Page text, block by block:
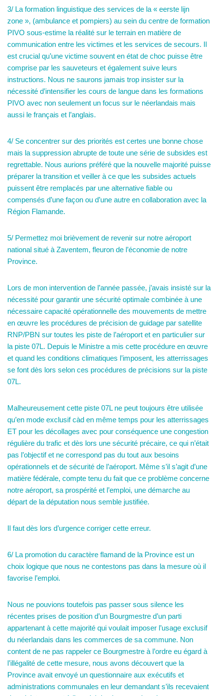
3/ La formation linguistique des services de la « eerste lijn
zone », (ambulance et pompiers) au sein du centre de formation
PIVO sous-estime la réalité sur le terrain en matière de
communication entre les victimes et les services de secours. Il
est crucial qu’une victime souvent en état de choc puisse être
comprise par les sauveteurs et également suive leurs
instructions. Nous ne saurons jamais trop insister sur la
nécessité d’intensifier les cours de langue dans les formations
PIVO avec non seulement un focus sur le néerlandais mais
aussi le français et l’anglais.
4/ Se concentrer sur des priorités est certes une bonne chose
mais la suppression abrupte de toute une série de subsides est
regrettable. Nous aurions préféré que la nouvelle majorité puisse
préparer la transition et veiller à ce que les subsides actuels
puissent être remplacés par une alternative fiable ou
compensés d’une façon ou d’une autre en collaboration avec la
Région Flamande.
5/ Permettez moi brièvement de revenir sur notre aéroport
national situé à Zaventem, fleuron de l’économie de notre
Province.
Lors de mon intervention de l’année passée, j’avais insisté sur la
nécessité pour garantir une sécurité optimale combinée à une
nécessaire capacité opérationnelle des mouvements de mettre
en œuvre les procédures de précision de guidage par satellite
RNP/PBN sur toutes les piste de l’aéroport et en particulier sur
la piste 07L. Depuis le Ministre a mis cette procédure en œuvre
et quand les conditions climatiques l’imposent, les atterrissages
se font dès lors selon ces procédures de précisions sur la piste
07L.
Malheureusement cette piste 07L ne peut toujours être utilisée
qu’en mode exclusif càd en même temps pour les atterrissages
ET pour les décollages avec pour conséquence une congestion
régulière du trafic et dès lors une sécurité précaire, ce qui n’était
pas l’objectif et ne correspond pas du tout aux besoins
opérationnels et de sécurité de l’aéroport. Même s’il s’agit d’une
matière fédérale, compte tenu du fait que ce problème concerne
notre aéroport, sa prospérité et l’emploi, une démarche au
départ de la députation nous semble justifiée.
Il faut dès lors d’urgence corriger cette erreur.
6/ La promotion du caractère flamand de la Province est un
choix logique que nous ne contestons pas dans la mesure où il
favorise l’emploi.
Nous ne pouvions toutefois pas passer sous silence les
récentes prises de position d’un Bourgmestre d’un parti
appartenant à cette majorité qui voulait imposer l’usage exclusif
du néerlandais dans les commerces de sa commune. Non
content de ne pas rappeler ce Bourgmestre à l’ordre eu égard à
l’illégalité de cette mesure, nous avons découvert que la
Province avait envoyé un questionnaire aux exécutifs et
administrations communales en leur demandant s’ils recevaient